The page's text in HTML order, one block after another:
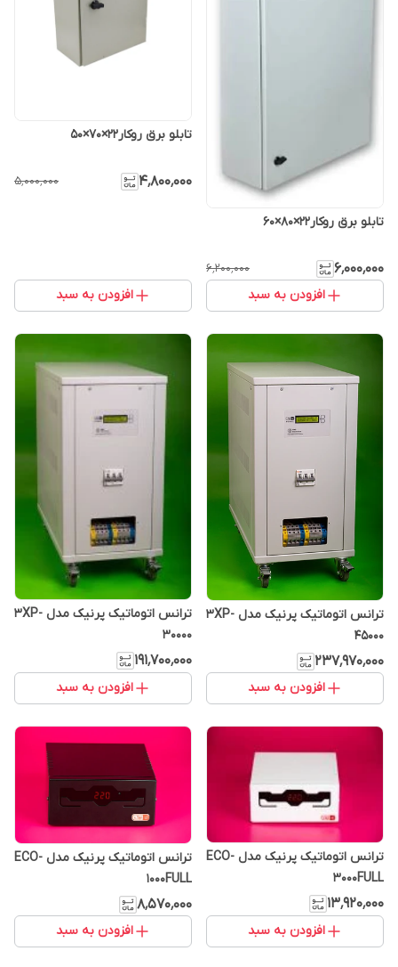
تابلو برق روکار۲۲×۸۰×۶۰
۶٬۰۰۰٬۰۰۰ ۶٬۲۰۰٬۰۰۰
افزودن به سبد
تابلو برق روکار۲۲×۷۰×۵۰
۴٬۸۰۰٬۰۰۰ ۵٬۰۰۰٬۰۰۰
افزودن به سبد
ترانس اتوماتیک پرنیک مدل 3XP-
45000
۲۳۷٬۹۷۰٬۰۰۰
افزودن به سبد
ترانس اتوماتیک پرنیک مدل 3XP-
30000
۱۹۱٬۷۰۰٬۰۰۰
افزودن به سبد
ترانس اتوماتیک پرنیک مدل ECO-
3000FULL
۱۳٬۹۲۰٬۰۰۰
افزودن به سبد
ترانس اتوماتیک پرنیک مدل ECO-
1000FULL
۸٬۵۷۰٬۰۰۰
افزودن به سبد